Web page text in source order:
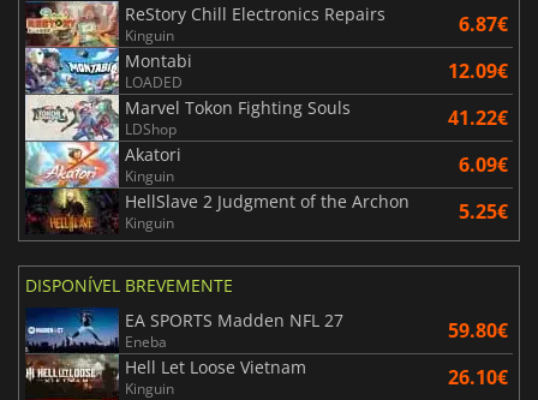
ReStory Chill Electronics Repairs
Kinguin 6.87€
Montabi
LOADED 12.09€
Marvel Tokon Fighting Souls
LDShop 41.22€
Akatori
Kinguin 6.09€
HellSlave 2 Judgment of the Archon
Kinguin 5.25€
DISPONÍVEL BREVEMENTE
EA SPORTS Madden NFL 27
Eneba 59.80€
Hell Let Loose Vietnam
Kinguin 26.10€